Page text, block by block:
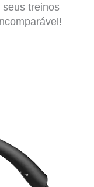
treinos